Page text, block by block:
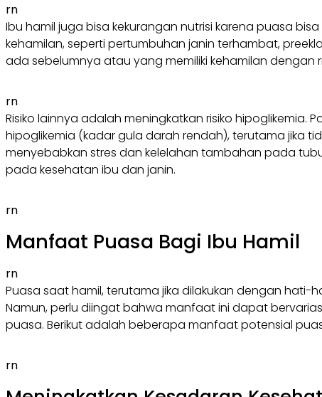
rn
Ibu hamil juga bisa kekurangan nutrisi karena puasa
kehamilan, seperti pertumbuhan janin terhambat,
ada sebelumnya atau yang memiliki kehamilan dengan
rn
Risiko lainnya adalah meningkatkan risiko
hipoglikemia (kadar gula darah rendah), terutama jika
menyebabkan stres dan kelelahan tambahan pada
pada kesehatan ibu dan janin.
rn
Manfaat Puasa Bagi Ibu Hamil
rn
Puasa saat hamil, terutama jika dilakukan dengan
Namun, perlu diingat bahwa manfaat ini dapat
puasa. Berikut adalah beberapa manfaat potensial
rn